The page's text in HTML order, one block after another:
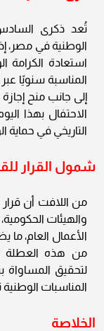
تُعد ذكرى
الوطنية في مصر،
استعادة الكرامة
المناسبة سنويًا
إلى جانب منح إجازة
الاحتفال بهذا
التاريخي في حماية
شمول القرار
من اللافت أن قرار
والهيئات
الأعمال العام،
من هذه العطلة
لتحقيق المساواة
المناسبات
الخلاصة